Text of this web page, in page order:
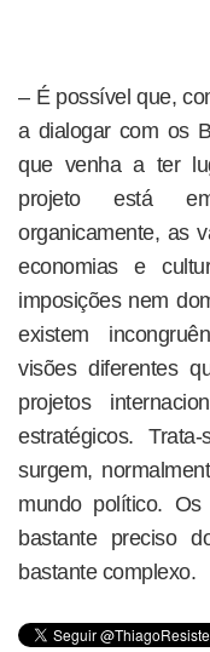
– É possível que,
a dialogar com os
que venha a ter
projeto está
organicamente, as
economias e
imposições nem
existem
visões diferentes
projetos
estratégicos.
surgem,
mundo político.
bastante preciso
bastante complexo.